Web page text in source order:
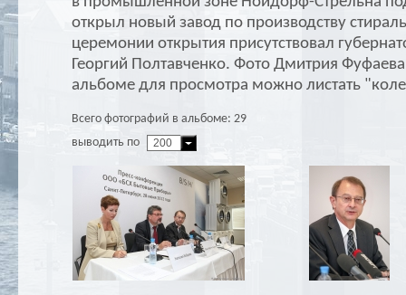
открыл новый завод по производству
церемонии открытия присутствовал
Георгий Полтавченко. Фото Дмитрия
альбоме для просмотра можно листать
Всего фотографий в альбоме: 29
выводить по
200